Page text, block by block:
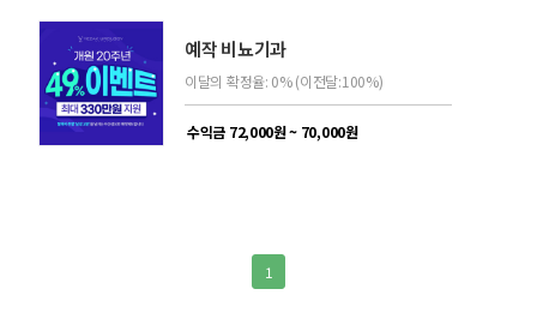
예작 비뇨기과
이달의 확정율: 0% (이전달:100%)
수익금 72,000원 ~ 70,000원
1